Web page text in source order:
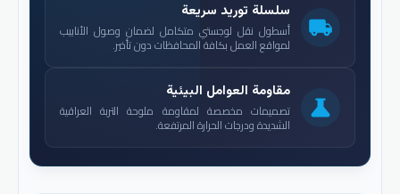
local_shipping
سلسلة توريد سريعة
أسطول نقل لوجستي متكامل لضمان وصول الأنابيب
لمواقع العمل بكافة المحافظات دون تأخير.
science
مقاومة العوامل البيئية
تصميمات مخصصة لمقاومة ملوحة التربة العراقية
الشديدة ودرجات الحرارة المرتفعة.